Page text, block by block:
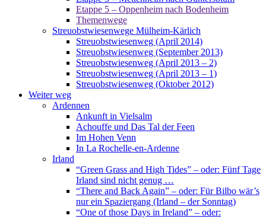
Etappe 5 – Oppenheim nach Bodenheim
Themenwege
Streuobstwiesenwege Mülheim-Kärlich
Streuobstwiesenweg (April 2014)
Streuobstwiesenweg (September 2013)
Streuobstwiesenweg (April 2013 – 2)
Streuobstwiesenweg (April 2013 – 1)
Streuobstwiesenweg (Oktober 2012)
Weiter weg
Ardennen
Ankunft in Vielsalm
Achouffe und Das Tal der Feen
Im Hohen Venn
In La Rochelle-en-Ardenne
Irland
“Green Grass and High Tides” – oder: Fünf Tage
Irland sind nicht genug …
“There and Back Again” – oder: Für Bilbo wär’s
nur ein Spaziergang (Irland – der Sonntag)
“One of those Days in Ireland” – oder: